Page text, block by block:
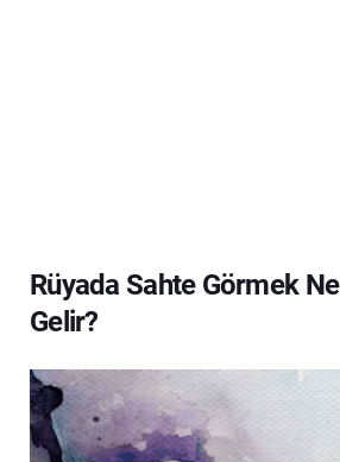
Rüyada Sahte Görmek
Gelir?